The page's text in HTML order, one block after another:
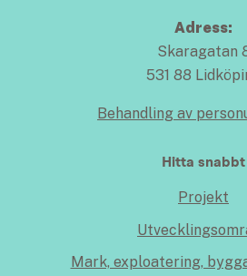
Adress:
Skaragatan
531 88
Behandling av
Hitta snabbt
Projekt
Mark, exploatering,